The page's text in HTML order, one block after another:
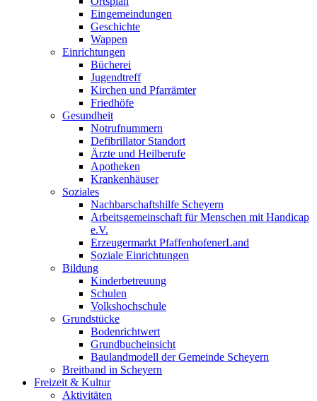
Eingemeindungen
Geschichte
Wappen
Einrichtungen
Bücherei
Jugendtreff
Kirchen und Pfarrämter
Friedhöfe
Gesundheit
Notrufnummern
Defibrillator Standort
Ärzte und Heilberufe
Apotheken
Krankenhäuser
Soziales
Nachbarschaftshilfe Scheyern
Arbeitsgemeinschaft für Menschen mit Handicap
e.V.
Erzeugermarkt PfaffenhofenerLand
Soziale Einrichtungen
Bildung
Kinderbetreuung
Schulen
Volkshochschule
Grundstücke
Bodenrichtwert
Grundbucheinsicht
Baulandmodell der Gemeinde Scheyern
Breitband in Scheyern
Freizeit & Kultur
Aktivitäten